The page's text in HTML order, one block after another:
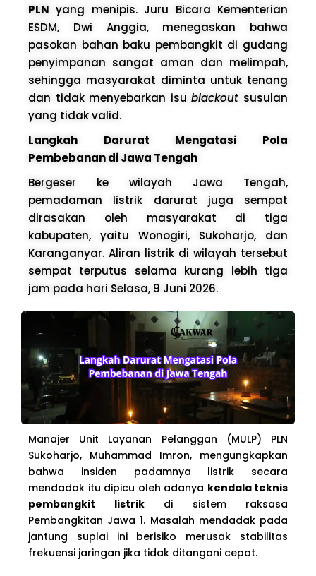
PLN yang menipis. Juru Bicara Kementerian
ESDM, Dwi Anggia, menegaskan bahwa
pasokan bahan baku pembangkit di gudang
penyimpanan sangat aman dan melimpah,
sehingga masyarakat diminta untuk tenang
dan tidak menyebarkan isublackout susulan
yang tidak valid.
Langkah Darurat Mengatasi Pola
Pembebanan di Jawa Tengah
Bergeser ke wilayah Jawa Tengah,
pemadaman listrik darurat juga sempat
dirasakan oleh masyarakat di tiga
kabupaten, yaitu Wonogiri, Sukoharjo, dan
Karanganyar. Aliran listrik di wilayah tersebut
sempat terputus selama kurang lebih tiga
jam pada hari Selasa, 9 Juni 2026.
Manajer Unit Layanan Pelanggan (MULP) PLN
Sukoharjo, Muhammad Imron, mengungkapkan
bahwa insiden padamnya listrik secara
mendadak itu dipicu oleh adanya kendala teknis
pembangkit listrikdi sistem raksasa
Pembangkitan Jawa 1. Masalah mendadak pada
jantung suplai ini berisiko merusak stabilitas
frekuensi jaringan jika tidak ditangani cepat.